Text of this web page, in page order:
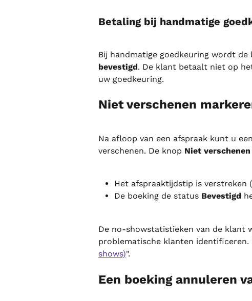
Betaling bij handmatige
Bij handmatige goedkeuring wordt
bevestigd. De klant betaalt niet op
uw goedkeuring.
Niet verschenen
Na afloop van een afspraak kunt u
verschenen. De knop Niet verschenen
Het afspraaktijdstip is verstreken
De boeking de status Bevestigd
De no-showstatistieken van de klant
problematische klanten identificeren.
shows)".
Een boeking annuleren